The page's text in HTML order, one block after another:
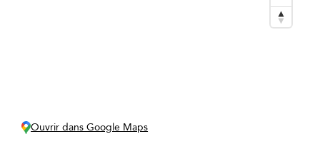
Ouvrir dans Google Maps